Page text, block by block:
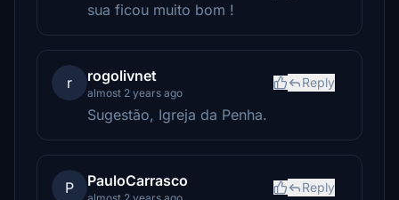
sua ficou muito bom !
r rogolivnet
almost 2 years ago
Reply
Sugestão, Igreja da Penha.
P PauloCarrasco Reply